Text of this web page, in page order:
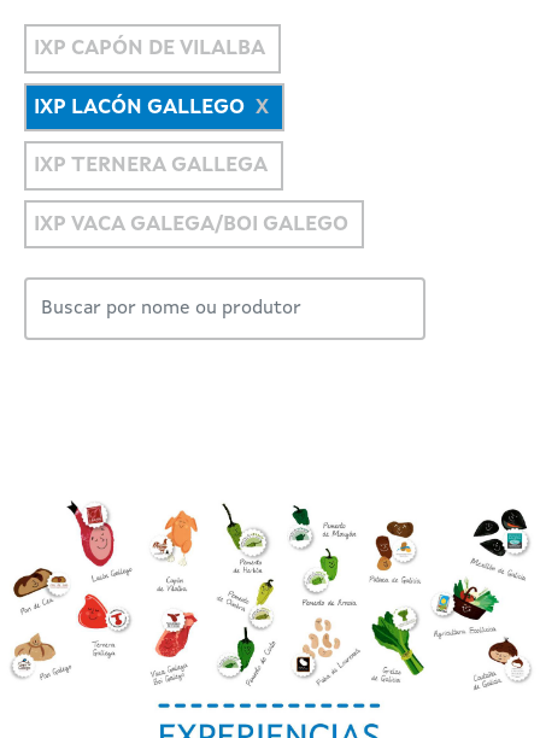
IXP CAPÓN DE VILALBA
IXP LACÓN GALLEGO
IXP TERNERA GALLEGA
IXP VACA GALEGA/BOI GALEGO